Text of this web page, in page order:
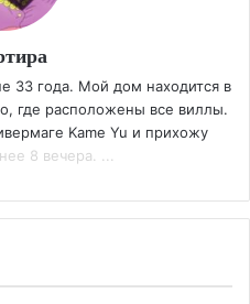
33 года. Мой дом находится в
где расположены все виллы.
Kame Yu и прихожу
8 вечера. ...